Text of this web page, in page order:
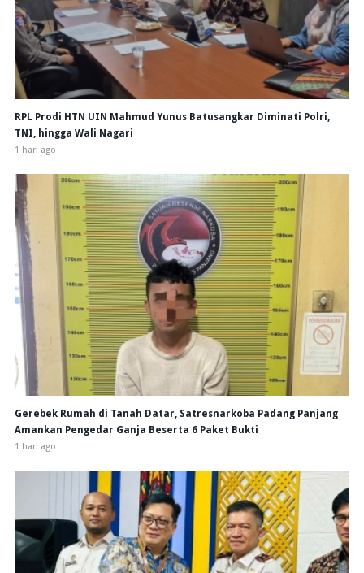
RPL Prodi HTN UIN Mahmud Yunus Batusangkar Diminati Polri,
TNI, hingga Wali Nagari
1 hari ago
Gerebek Rumah di Tanah Datar, Satresnarkoba Padang Panjang
Amankan Pengedar Ganja Beserta 6 Paket Bukti
1 hari ago